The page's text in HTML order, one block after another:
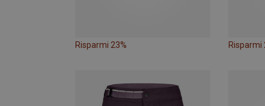
Risparmi 23% Risparmi